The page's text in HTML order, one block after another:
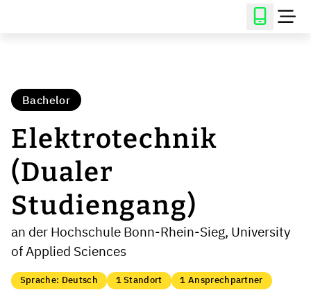
Bachelor
Elektrotechnik
(Dualer
Studiengang)
an der Hochschule Bonn-Rhein-Sieg, University
of Applied Sciences
Sprache: Deutsch 1 Standort 1 Ansprechpartner